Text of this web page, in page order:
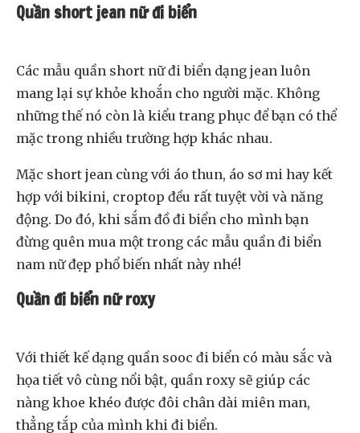
Quần short jean nữ đi biển
Các mẫu quần short nữ đi biển dạng jean luôn
mang lại sự khỏe khoắn cho người mặc. Không
những thế nó còn là kiểu trang phục để bạn có thể
mặc trong nhiều trường hợp khác nhau.
Mặc short jean cùng với áo thun, áo sơ mi hay kết
hợp với bikini, croptop đều rất tuyệt vời và năng
động. Do đó, khi sắm đồ đi biển cho mình bạn
đừng quên mua một trong các mẫu quần đi biển
nam nữ đẹp phổ biến nhất này nhé!
Quần đi biển nữ roxy
Với thiết kế dạng quần sooc đi biển có màu sắc và
họa tiết vô cùng nổi bật, quần roxy sẽ giúp các
nàng khoe khéo được đôi chân dài miên man,
thẳng tắp của mình khi đi biển.